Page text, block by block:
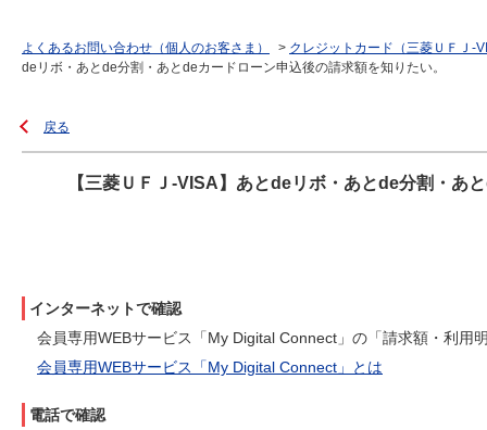
よくあるお問い合わせ（個人のお客さま） > クレジットカード（三菱ＵＦＪ-
deリボ・あとde分割・あとdeカードローン申込後の請求額を知りたい。
戻る
【三菱ＵＦＪ-VISA】あとdeリボ・あとde分割・あ
インターネットで確認
会員専用WEBサービス「My Digital Connect」の「請求額・利用
会員専用WEBサービス「My Digital Connect」とは
電話で確認